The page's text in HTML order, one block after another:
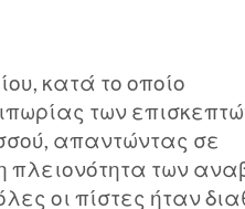
κατά το οποίο
των
απαντώντας σε
πλειονότητα των
οι πίστες ήταν